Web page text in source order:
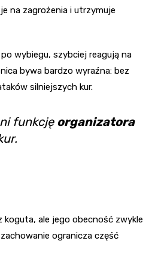
na zagrożenia i utrzymuje
wybiegu, szybciej reagują na
bywa bardzo wyraźna: bez
silniejszych kur.
funkcję organizatora
koguta, ale jego obecność zwykle
ogranicza część